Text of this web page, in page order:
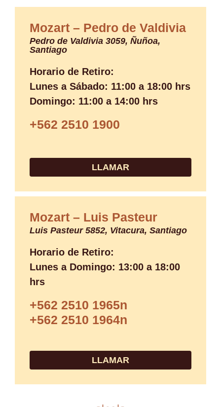
Mozart – Pedro de Valdivia
Pedro de Valdivia 3059, Ñuñoa,
Santiago
Horario de Retiro:
Lunes a Sábado: 11:00 a 18:00 hrs
Domingo: 11:00 a 14:00 hrs
+562 2510 1900
LLAMAR
Mozart – Luis Pasteur
Luis Pasteur 5852, Vitacura, Santiago
Horario de Retiro:
Lunes a Domingo: 13:00 a 18:00
hrs
+562 2510 1965n
+562 2510 1964n
LLAMAR